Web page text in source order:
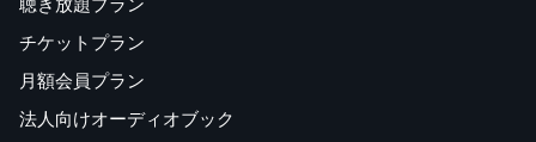
チケットプラン
月額会員プラン
法人向けオーディオブック